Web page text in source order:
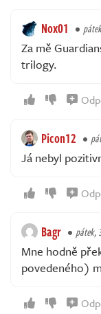
Nox01
Za mě
trilogy.
Picon12
Já nebyl
Bagr pátek,
Mne hodně
povedeného)